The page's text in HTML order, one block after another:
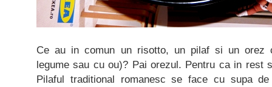
Ce au in comun un risotto, un pilaf si un orez
legume sau cu ou)? Pai orezul. Pentru ca in rest
Pilaful traditional romanesc se face cu supa